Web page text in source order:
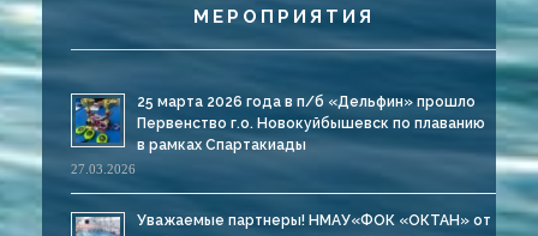
МЕРОПРИЯТИЯ
25 марта 2026 года в п/б «Дельфин» прошло
Первенство г.о. Новокуйбышевск по плаванию
в рамках Спартакиады
27.03.2026
Уважаемые партнеры! НМАУ«ФОК «ОКТАН» от